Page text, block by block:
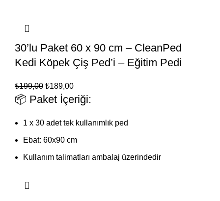
30’lu Paket 60 x 90 cm – CleanPed
Kedi Köpek Çiş Ped’i – Eğitim Pedi
₺199,00 ₺189,00
📦 Paket İçeriği:
1 x 30 adet tek kullanımlık ped
Ebat: 60x90 cm
Kullanım talimatları ambalaj üzerindedir